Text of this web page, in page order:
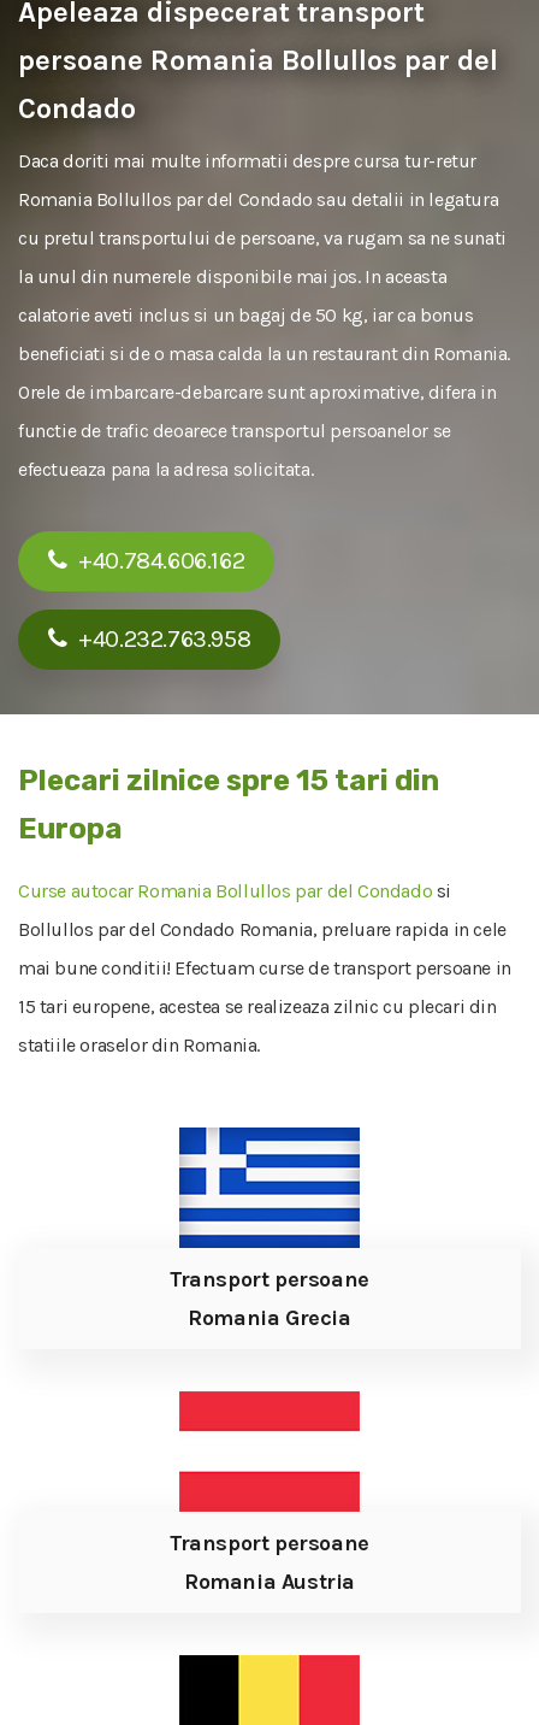
Apeleaza dispecerat transport
persoane Romania Bollullos par del
Condado
Daca doriti mai multe informatii despre cursa tur-retur
Romania Bollullos par del Condado sau detalii in legatura
cu pretul transportului de persoane, va rugam sa ne sunati
la unul din numerele disponibile mai jos. In aceasta
calatorie aveti inclus si un bagaj de 50 kg, iar ca bonus
beneficiati si de o masa calda la un restaurant din Romania.
Orele de imbarcare-debarcare sunt aproximative, difera in
functie de trafic deoarece transportul persoanelor se
efectueaza pana la adresa solicitata.
+40.784.606.162
+40.232.763.958
Plecari zilnice spre 15 tari din
Europa
Curse autocar Romania Bollullos par del Condado si
Bollullos par del Condado Romania, preluare rapida in cele
mai bune conditii! Efectuam curse de transport persoane in
15 tari europene, acestea se realizeaza zilnic cu plecari din
statiile oraselor din Romania.
Transport persoane
Romania Grecia
Transport persoane
Romania Austria